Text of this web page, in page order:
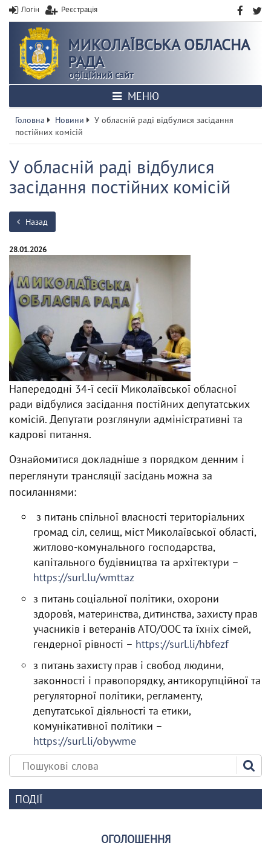
Логін Реєстрація
МИКОЛАЇВСЬКА ОБЛАСНА
РАДА
офіційний сайт
МЕНЮ
Головна Новини
У обласній раді відбулися засідання
постійних комісій
У обласній раді відбулися
засідання постійних комісій
Назад
28.01.2026
Напередодні 34-ї сесії Миколаївської обласної
ради відбулися засідання постійних депутатських
комісій. Депутати розглянули адміністративні та
кадрові питання.
Ознайомитися докладніше з порядком денним і
переглянути трансляції засідань можна за
посиланнями:
з питань спільної власності територіальних
громад сіл, селищ, міст Миколаївської області,
житлово-комунального господарства,
капітального будівництва та архітектури –
https://surl.lu/wmttaz
з питань соціальної політики, охорони
здоров’я, материнства, дитинства, захисту прав
учасників і ветеранів АТО/ООС та їхніх сімей,
гендерної рівності – https://surl.li/hbfezf
з питань захисту прав і свобод людини,
законності і правопорядку, антикорупційної та
регуляторної політики, регламенту,
депутатської діяльності та етики,
комунікативної політики –
https://surl.li/obywme
ПОДІЇ
ОГОЛОШЕННЯ